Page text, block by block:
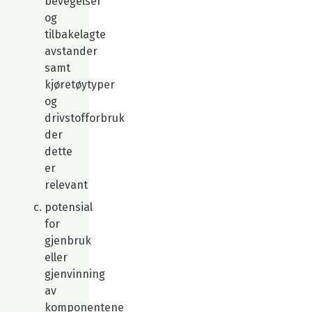
og
tilbakelagte
avstander
samt
kjøretøytyper
og
drivstofforbruk
der
dette
er
relevant
potensial
for
gjenbruk
eller
gjenvinning
av
komponentene